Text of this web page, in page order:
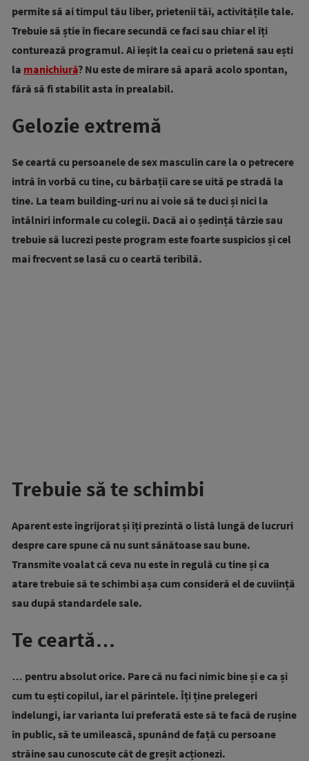
permite să ai timpul tău liber, prietenii tăi, activitățile tale.
Trebuie să știe în fiecare secundă ce faci sau chiar el îți
conturează programul. Ai ieșit la ceai cu o prietenă sau ești
la manichiură? Nu este de mirare să apară acolo spontan,
fără să fi stabilit asta în prealabil.
Gelozie extremă
Se ceartă cu persoanele de sex masculin care la o petrecere
intră în vorbă cu tine, cu bărbații care se uită pe stradă la
tine. La team building-uri nu ai voie să te duci și nici la
întâlniri informale cu colegii. Dacă ai o ședință târzie sau
trebuie să lucrezi peste program este foarte suspicios și cel
mai frecvent se lasă cu o ceartă teribilă.
Trebuie să te schimbi
Aparent este îngrijorat și îți prezintă o listă lungă de lucruri
despre care spune că nu sunt sănătoase sau bune.
Transmite voalat că ceva nu este în regulă cu tine și ca
atare trebuie să te schimbi așa cum consideră el de cuviință
sau după standardele sale.
Te ceartă…
… pentru absolut orice. Pare că nu faci nimic bine și e ca și
cum tu ești copilul, iar el părintele. Îți ține prelegeri
îndelungi, iar varianta lui preferată este să te facă de rușine
în public, să te umilească, spunând de față cu persoane
străine sau cunoscute cât de greșit acționezi.